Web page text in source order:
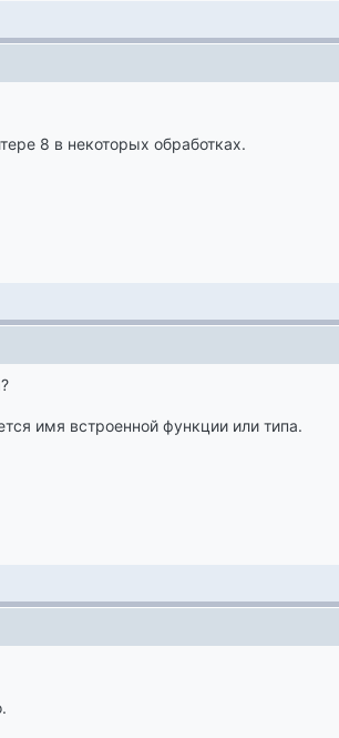
8 в некоторых обработках.
имя встроенной функции или типа.